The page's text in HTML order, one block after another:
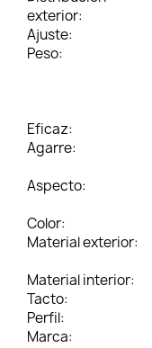
exterior:
Ajuste:
Peso:
Eficaz:
Agarre:
Aspecto:
Color:
Material exterior:
Material interior:
Tacto:
Perfil:
Marca: